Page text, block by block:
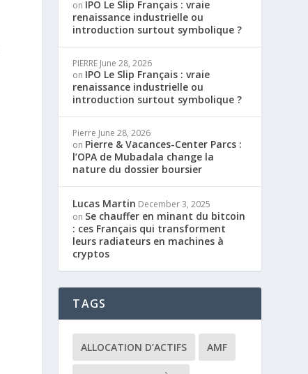
on IPO Le Slip Français : vraie
renaissance industrielle ou
introduction surtout symbolique ?
PIERRE June 28, 2026
on IPO Le Slip Français : vraie
renaissance industrielle ou
introduction surtout symbolique ?
Pierre June 28, 2026
on Pierre & Vacances-Center Parcs :
l’OPA de Mubadala change la
nature du dossier boursier
Lucas Martin December 3, 2025
on Se chauffer en minant du bitcoin
: ces Français qui transforment
leurs radiateurs en machines à
cryptos
TAGS
ALLOCATION D’ACTIFS AMF